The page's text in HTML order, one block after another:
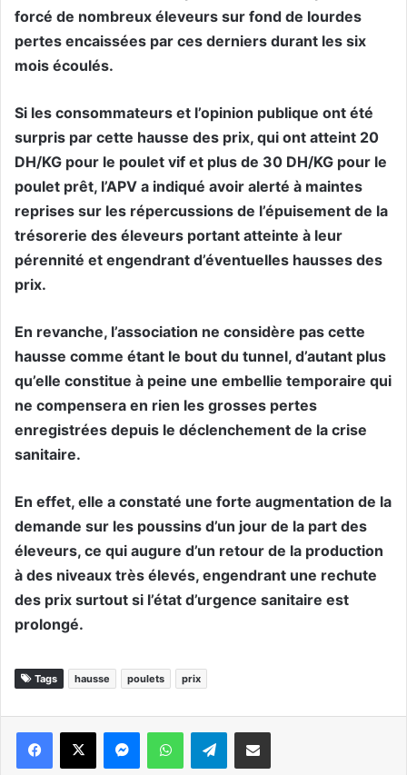
forcé de nombreux éleveurs sur fond de lourdes
pertes encaissées par ces derniers durant les six
mois écoulés.
Si les consommateurs et l’opinion publique ont été
surpris par cette hausse des prix, qui ont atteint 20
DH/KG pour le poulet vif et plus de 30 DH/KG pour le
poulet prêt, l’APV a indiqué avoir alerté à maintes
reprises sur les répercussions de l’épuisement de la
trésorerie des éleveurs portant atteinte à leur
pérennité et engendrant d’éventuelles hausses des
prix.
En revanche, l’association ne considère pas cette
hausse comme étant le bout du tunnel, d’autant plus
qu’elle constitue à peine une embellie temporaire qui
ne compensera en rien les grosses pertes
enregistrées depuis le déclenchement de la crise
sanitaire.
En effet, elle a constaté une forte augmentation de la
demande sur les poussins d’un jour de la part des
éleveurs, ce qui augure d’un retour de la production
à des niveaux très élevés, engendrant une rechute
des prix surtout si l’état d’urgence sanitaire est
prolongé.
Tags hausse poulets prix
WhatsApp Telegram